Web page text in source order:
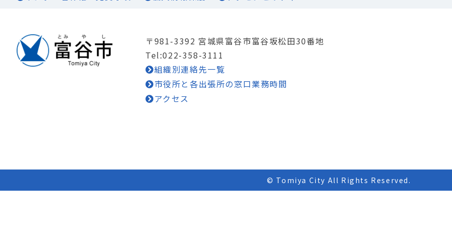
〒981-3392 宮城県富谷市富谷坂松田30番地
Tel:022-358-3111
組織別連絡先一覧
市役所と各出張所の窓口業務時間
アクセス
© Tomiya City All Rights Reserved.